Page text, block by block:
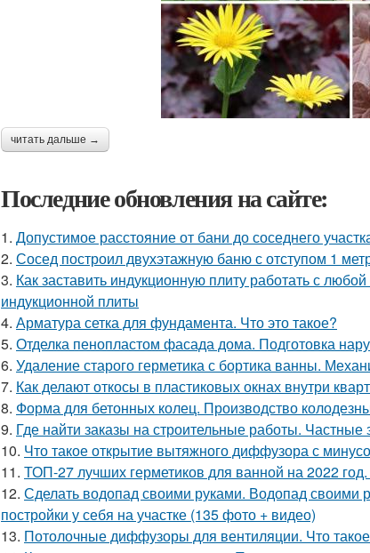
читать дальше →
Последние обновления на сайте:
1. Допустимое расстояние от бани до соседнего
2. Сосед построил двухэтажную баню с отступом 1
3. Как заставить индукционную плиту работать с
индукционной плиты
4. Арматура сетка для фундамента. Что это такое?
5. Отделка пенопластом фасада дома. Подготовка
6. Удаление старого герметика с бортика ванны.
7. Как делают откосы в пластиковых окнах внутри
8. Форма для бетонных колец. Производство
9. Где найти заказы на строительные работы.
10. Что такое открытие вытяжного диффузора с
11. ТОП-27 лучших герметиков для ванной на 2022
12. Сделать водопад своими руками. Водопад
постройки у себя на участке (135 фото + видео)
13. Потолочные диффузоры для вентиляции. Что